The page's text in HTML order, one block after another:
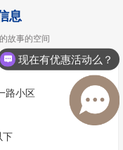
息
故事的空间
路小区
下
现在有优惠活动么？